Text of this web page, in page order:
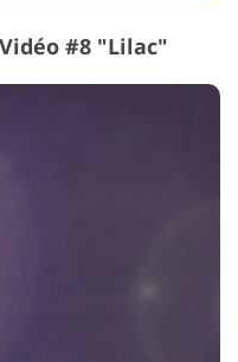
#8 "Lilac"